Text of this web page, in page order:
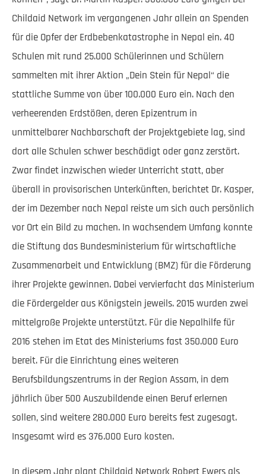
Childaid Network im vergangenen Jahr allein an Spenden
für die Opfer der Erdbebenkatastrophe in Nepal ein. 40
Schulen mit rund 25.000 Schülerinnen und Schülern
sammelten mit ihrer Aktion „Dein Stein für Nepal“ die
stattliche Summe von über 100.000 Euro ein. Nach den
verheerenden Erdstößen, deren Epizentrum in
unmittelbarer Nachbarschaft der Projektgebiete lag, sind
dort alle Schulen schwer beschädigt oder ganz zerstört.
Zwar findet inzwischen wieder Unterricht statt, aber
überall in provisorischen Unterkünften, berichtet Dr. Kasper,
der im Dezember nach Nepal reiste um sich auch persönlich
vor Ort ein Bild zu machen. In wachsendem Umfang konnte
die Stiftung das Bundesministerium für wirtschaftliche
Zusammenarbeit und Entwicklung (BMZ) für die Förderung
ihrer Projekte gewinnen. Dabei vervierfacht das Ministerium
die Fördergelder aus Königstein jeweils. 2015 wurden zwei
mittelgroße Projekte unterstützt. Für die Nepalhilfe für
2016 stehen im Etat des Ministeriums fast 350.000 Euro
bereit. Für die Einrichtung eines weiteren
Berufsbildungszentrums in der Region Assam, in dem
jährlich über 500 Auszubildende einen Beruf erlernen
sollen, sind weitere 280.000 Euro bereits fest zugesagt.
Insgesamt wird es 376.000 Euro kosten.